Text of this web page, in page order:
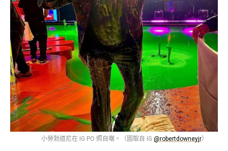
小勞勃道尼在 IG PO 照自嘲。（圖取自 IG @robertdowneyjr）